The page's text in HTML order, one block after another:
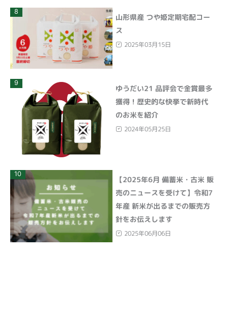
8
山形県産 つや姫定期宅配コー
ス
2025年03月15日
9
ゆうだい21 品評会で金賞最多
獲得！歴史的な快挙で新時代
のお米を紹介
2024年05月25日
10
【2025年6月 備蓄米・古米 販
売のニュースを受けて】令和7
年産 新米が出るまでの販売方
針をお伝えします
2025年06月06日